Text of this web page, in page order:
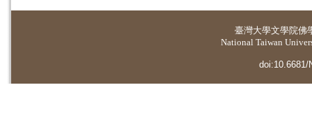
臺灣大學文學院佛
National Taiwan
doi:10.6681/